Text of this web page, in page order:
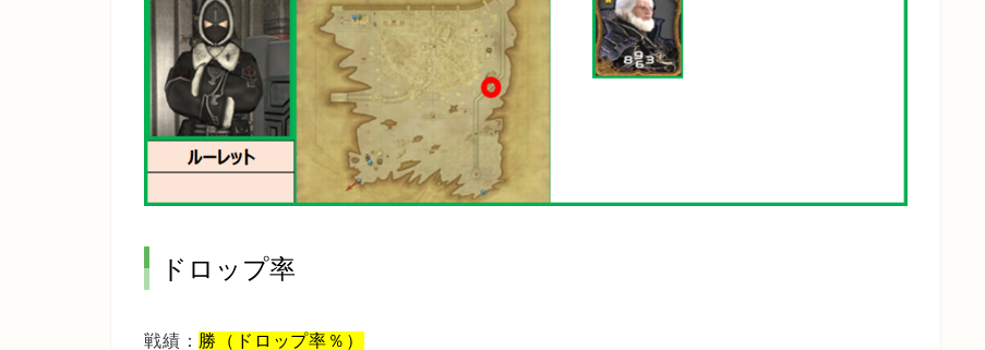
ドロップ率
戦績： 勝（ドロップ率％）